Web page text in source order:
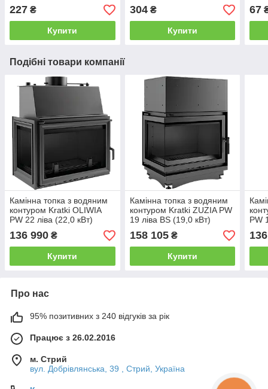
227 ₴
Купити
304₴
Купити
67
Подібні товари компанії
Камінна топка з водяним
контуром Kratki OLIWIA
PW 22 ліва (22,0 кВт)
136 990 ₴
Купити
Камінна топка з водяним
контуром Kratki ZUZIA PW
19 ліва BS (19,0 кВт)
158 105₴
Купити
PW
Про нас
95% позитивних з 240 відгуків за рік
Працює з 26.02.2016
м. Стрий
вул. Добрівлянська, 39 , Стрий, Україна